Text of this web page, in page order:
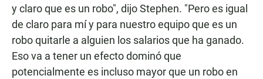
y claro que es un robo", dijo Stephen. "Pero es igual
de claro para mí y para nuestro equipo que es un
robo quitarle a alguien los salarios que ha ganado.
Eso va a tener un efecto dominó que
potencialmente es incluso mayor que un robo en